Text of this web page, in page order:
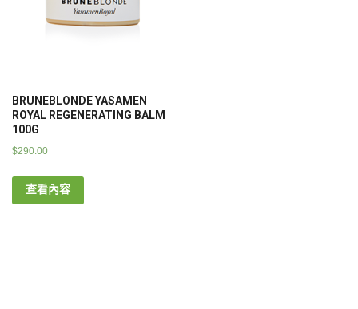
BRUNEBLONDE YASAMEN
ROYAL REGENERATING BALM
100G
$290.00
查看內容